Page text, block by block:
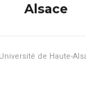
Alsace
de Haute-